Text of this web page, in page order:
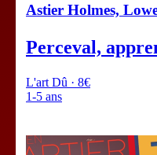
Astier Holmes,
Perceval,
L'art Dû · 8€
1-5 ans